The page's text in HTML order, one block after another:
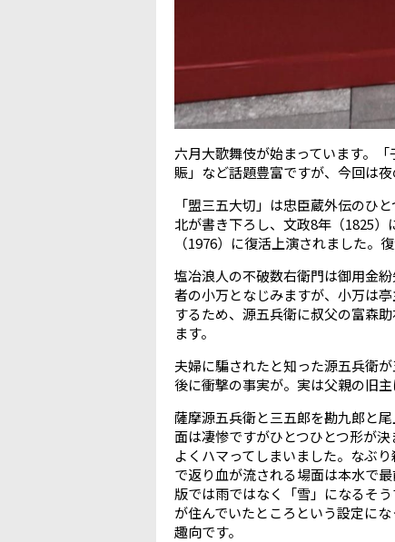
六月大歌舞伎が始まっています。
賑」など話題豊富ですが、今回は
「盟三五大切」は忠臣蔵外伝のひ
北が書き下ろし、文政8年（1825
（1976）に復活上演されました。
塩冶浪人の不破数右衛門は御用金
者の小万となじみますが、小万は
するため、源五兵衛に叔父の富森
ます。
夫婦に騙されたと知った源五兵衛
後に衝撃の事実が。実は父親の旧主
薩摩源五兵衛と三五郎を勘九郎と
面は凄惨ですがひとつひとつ形が
よくハマってしまいました。なぶ
で返り血が流される場面は本水で
版では雨ではなく「雪」になるそ
が住んでいたところという設定に
趣向です。